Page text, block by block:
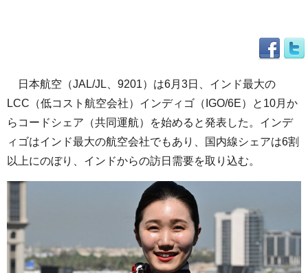
日本航空（JAL/JL、9201）は6月3日、インド最大の
LCC（低コスト航空会社）インディゴ（IGO/6E）と10月か
らコードシェア（共同運航）を始めると発表した。インデ
ィゴはインド最大の航空会社でもあり、国内線シェアは6割
以上にのぼり、インドからの訪日需要を取り込む。